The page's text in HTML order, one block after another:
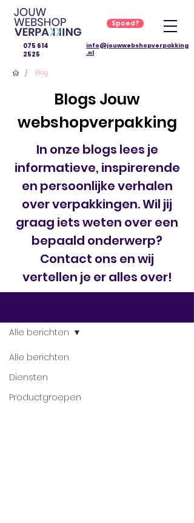
info@jouwwebshopverpakking
.nl
075 614
2525
Spoed?
/ Blog
Blogs Jouw
webshopverpakking
In onze blogs lees je
informatieve, inspirerende
en persoonlijke verhalen
over verpakkingen. Wil jij
graag iets weten over een
bepaald onderwerp?
Contact ons en wij
vertellen je er alles over!
Alle berichten
Diensten
Productgroepen
Alle berichten